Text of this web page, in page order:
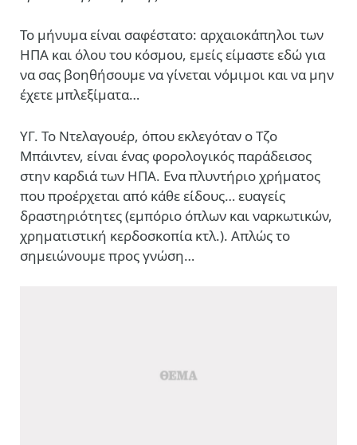
Το μήνυμα είναι σαφέστατο: αρχαιοκάπηλοι των
ΗΠΑ και όλου του κόσμου, εμείς είμαστε εδώ για
να σας βοηθήσουμε να γίνεται νόμιμοι και να μην
έχετε μπλεξίματα…
ΥΓ. Το Ντελαγουέρ, όπου εκλεγόταν ο Τζο
Μπάιντεν, είναι ένας φορολογικός παράδεισος
στην καρδιά των ΗΠΑ. Ενα πλυντήριο χρήματος
που προέρχεται από κάθε είδους… ευαγείς
δραστηριότητες (εμπόριο όπλων και ναρκωτικών,
χρηματιστική κερδοσκοπία κτλ.). Απλώς το
σημειώνουμε προς γνώση…